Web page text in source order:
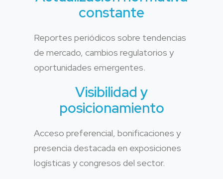
constante
Reportes periódicos sobre tendencias
de mercado, cambios regulatorios y
oportunidades emergentes.
Visibilidad y
posicionamiento
Acceso preferencial, bonificaciones y
presencia destacada en exposiciones
logísticas y congresos del sector.